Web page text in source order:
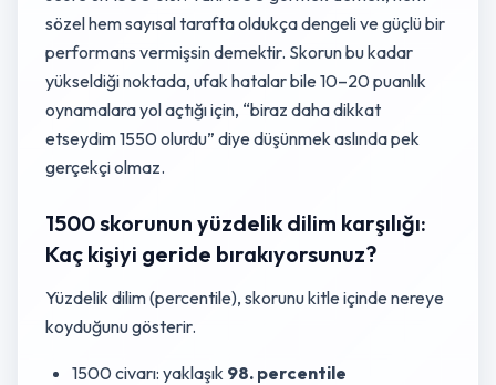
sözel hem sayısal tarafta oldukça dengeli ve güçlü bir
performans vermişsin demektir. Skorun bu kadar
yükseldiği noktada, ufak hatalar bile 10–20 puanlık
oynamalara yol açtığı için, “biraz daha dikkat
etseydim 1550 olurdu” diye düşünmek aslında pek
gerçekçi olmaz.
1500 skorunun yüzdelik dilim karşılığı:
Kaç kişiyi geride bırakıyorsunuz?
Yüzdelik dilim (percentile), skorunu kitle içinde nereye
koyduğunu gösterir.
1500 civarı: yaklaşık 98. percentile